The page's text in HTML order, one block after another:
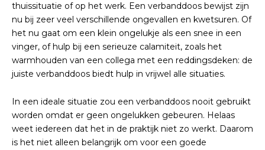
thuissituatie of op het werk. Een verbanddoos bewijst zijn
nu bij zeer veel verschillende ongevallen en kwetsuren. Of
het nu gaat om een klein ongelukje als een snee in een
vinger, of hulp bij een serieuze calamiteit, zoals het
warmhouden van een collega met een reddingsdeken: de
juiste verbanddoos biedt hulp in vrijwel alle situaties.
In een ideale situatie zou een verbanddoos nooit gebruikt
worden omdat er geen ongelukken gebeuren. Helaas
weet iedereen dat het in de praktijk niet zo werkt. Daarom
is het niet alleen belangrijk om voor een goede